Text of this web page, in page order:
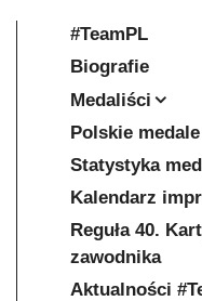
#TeamPL
Biografie
Medaliści
Polskie medale
Statystyka
Kalendarz
Reguła 40.
zawodnika
Aktualności